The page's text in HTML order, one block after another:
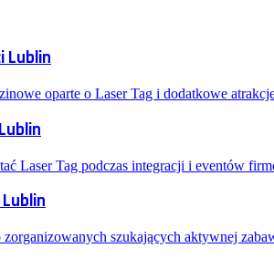
Lublin
oparte o Laser Tag i dodatkowe
Laser Tag podczas integracji i eventów
zorganizowanych szukających aktywnej